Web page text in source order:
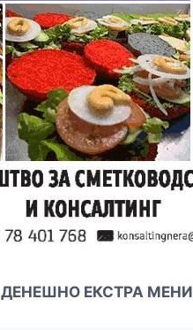
ДЕНЕШНО ЕКСТРА МЕНИ